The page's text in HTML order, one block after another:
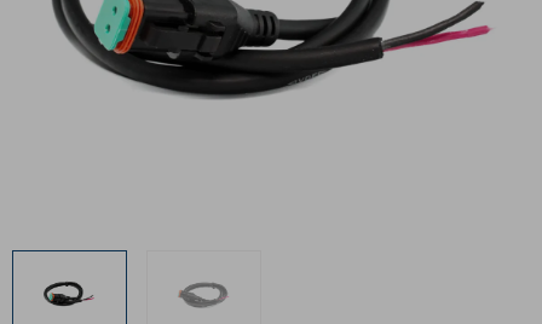
Często zadawane pytania
Kontakt
+48 81 884 70 94
Inne akcesoria
Często zadawane pytania